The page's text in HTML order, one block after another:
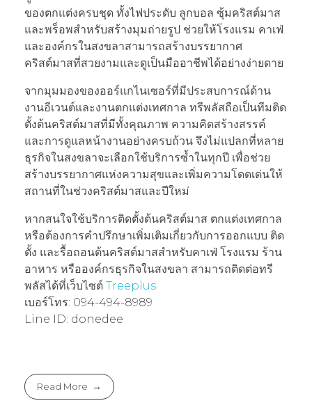
ของตกแต่งครบชุด ทั้งไฟประดับ ลูกบอล ซุ้มคริสต์มาส
และพร็อพสำหรับสร้างมุมถ่ายรูป ช่วยให้โรงแรม คาเฟ่
และองค์กรในสงขลาสามารถสร้างบรรยากาศ
คริสต์มาสที่สวยงามและดูเป็นมืออาชีพได้อย่างง่ายดาย
จากมุมมองของออร์แกไนเซอร์ที่มีประสบการณ์ด้าน
งานอีเวนต์และงานตกแต่งเทศกาล ทรีพลัสถือเป็นทีมติด
ตั้งต้นคริสต์มาสที่มีทั้งคุณภาพ ความคิดสร้างสรรค์
และการดูแลหน้างานอย่างครบถ้วน จึงไม่แปลกที่หลาย
ธุรกิจในสงขลาจะเลือกใช้บริการซ้ำในทุกปี เพื่อช่วย
สร้างบรรยากาศแห่งความสุขและเพิ่มความโดดเด่นให้
สถานที่ในช่วงคริสต์มาสและปีใหม่
หากสนใจใช้บริการติดตั้งต้นคริสต์มาส ตกแต่งเทศกาล
หรือต้องการคำปรึกษาเพิ่มเติมเกี่ยวกับการออกแบบ ติด
ตั้ง และรื้อถอนต้นคริสต์มาสสำหรับคาเฟ่ โรงแรม ร้าน
อาหาร หรือองค์กรธุรกิจในสงขลา สามารถติดต่อทรี
พลัสได้ที่เว็บไซต์ Treeplus
เบอร์โทร: 094-494-8989
Line ID: donedee
Read More